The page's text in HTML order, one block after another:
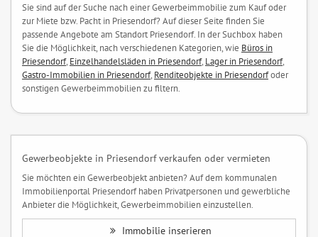
Sie sind auf der Suche nach einer Gewerbeimmobilie zum Kauf oder
zur Miete bzw. Pacht in Priesendorf? Auf dieser Seite finden Sie
passende Angebote am Standort Priesendorf. In der Suchbox haben
Sie die Möglichkeit, nach verschiedenen Kategorien, wie Büros in
Priesendorf, Einzelhandelsläden in Priesendorf, Lager in Priesendorf,
Gastro-Immobilien in Priesendorf, Renditeobjekte in Priesendorfoder
sonstigen Gewerbeimmobilien zu filtern.
Gewerbeobjekte in Priesendorf verkaufen oder vermieten
Sie möchten ein Gewerbeobjekt anbieten? Auf dem kommunalen
Immobilienportal Priesendorf haben Privatpersonen und gewerbliche
Anbieter die Möglichkeit, Gewerbeimmobilien einzustellen.
Immobilie inserieren